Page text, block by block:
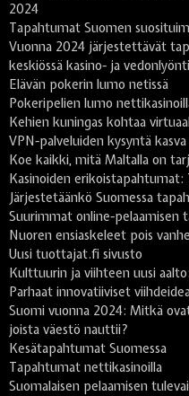
2024
Tapahtumat Suomen
Vuonna 2024 järjestettävät
keskiössä kasino- ja
Elävän pokerin lumo netissä
Pokeripelien lumo
Kehien kuningas kohtaa
VPN-palveluiden kysyntä
Koe kaikki, mitä Maltalla on
Kasinoiden
Järjestetäänkö Suomessa
Suurimmat online-pelaamisen
Nuoren ensiaskeleet pois
Uusi tuottajat.fi sivusto
Kulttuurin ja viihteen uusi
Parhaat innovatiiviset
Suomi vuonna 2024: Mitkä
joista väestö nauttii?
Kesätapahtumat Suomessa
Tapahtumat nettikasinoilla
Suomalaisen pelaamisen